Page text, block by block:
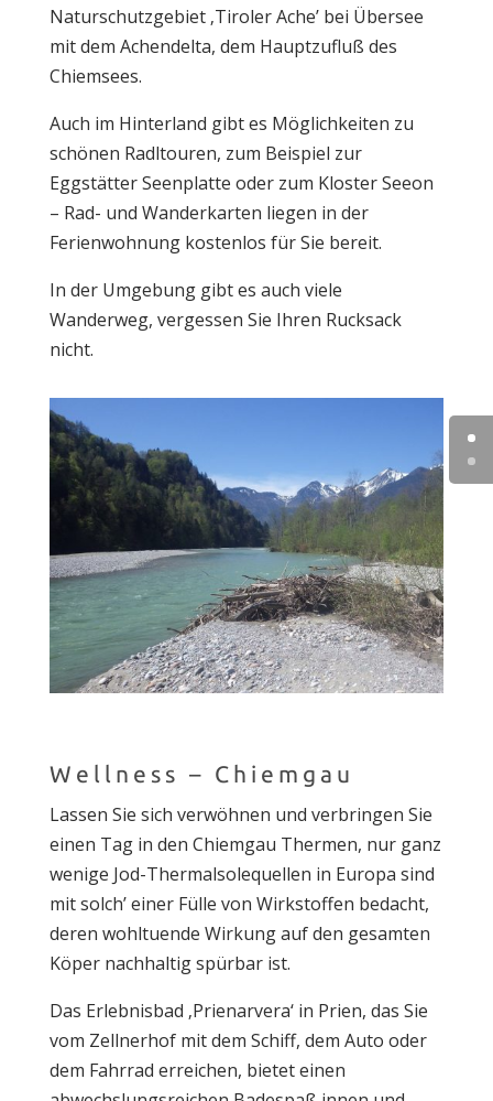
Naturschutzgebiet ‚Tiroler Ache’ bei Übersee
mit dem Achendelta, dem Hauptzufluß des
Chiemsees.
Auch im Hinterland gibt es Möglichkeiten zu
schönen Radltouren, zum Beispiel zur
Eggstätter Seenplatte oder zum Kloster Seeon
– Rad- und Wanderkarten liegen in der
Ferienwohnung kostenlos für Sie bereit.
In der Umgebung gibt es auch viele
Wanderweg, vergessen Sie Ihren Rucksack
nicht.
Wellness – Chiemgau
Lassen Sie sich verwöhnen und verbringen Sie
einen Tag in den Chiemgau Thermen, nur ganz
wenige Jod-Thermalsolequellen in Europa sind
mit solch’ einer Fülle von Wirkstoffen bedacht,
deren wohltuende Wirkung auf den gesamten
Köper nachhaltig spürbar ist.
Das Erlebnisbad ‚Prienarvera‘ in Prien, das Sie
vom Zellnerhof mit dem Schiff, dem Auto oder
dem Fahrrad erreichen, bietet einen